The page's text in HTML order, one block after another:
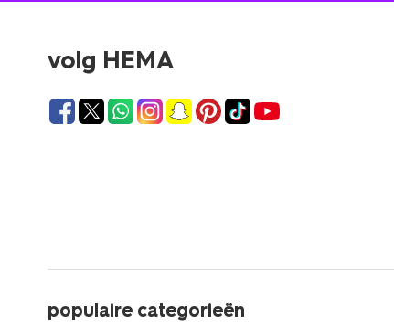
volg HEMA
populaire categorieën